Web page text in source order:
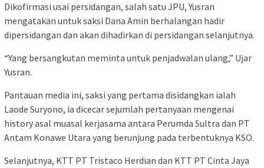
Dikofirmasi usai persidangan, salah satu JPU, Yusran
mengatakan untuk saksi Dana Amin berhalangan hadir
dipersidangan dan akan dihadirkan di persidangan selanjutnya.
“Yang bersangkutan meminta untuk penjadwalan ulang,” Ujar
Yusran.
Pantauan media ini, saksi yang pertama disidangkan ialah
Laode Suryono, ia dicecar sejumlah pertanyaan mengenai
history asal muasal kerjasama antara Perumda Sultra dan PT
Antam Konawe Utara yang berunjung pada terbentuknya KSO.
Selanjutnya, KTT PT Tristaco Herdian dan KTT PT Cinta Jaya